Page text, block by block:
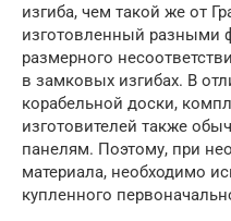
изгиба, чем такой же от
изготовленный разными
размерного
в замковых изгибах. В
корабельной доски,
изготовителей также
панелям. Поэтому, при
материала, необходимо
купленного